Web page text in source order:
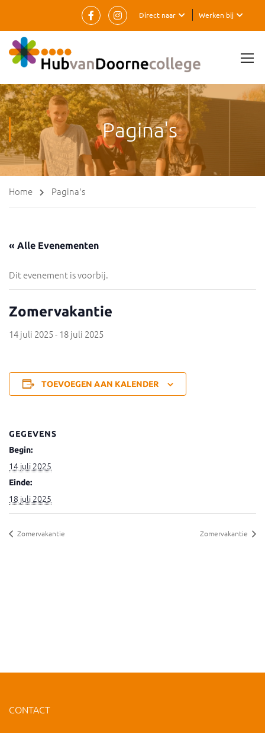
Werken bij
Direct naar
Pagina's
Home Pagina's
« Alle Evenementen
Dit evenement is voorbij.
Zomervakantie
14 juli 2025-18 juli 2025
TOEVOEGEN AAN KALENDER
GEGEVENS
Begin:
14 juli 2025
Einde:
18 juli 2025
Zomervakantie Zomervakantie
CONTACT